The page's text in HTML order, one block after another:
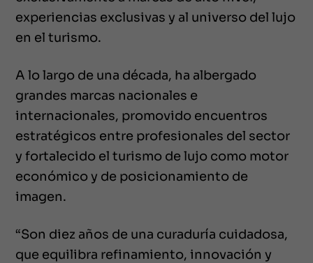
experiencias exclusivas y al universo del lujo
en el turismo.
A lo largo de una década, ha albergado
grandes marcas nacionales e
internacionales, promovido encuentros
estratégicos entre profesionales del sector
y fortalecido el turismo de lujo como motor
económico y de posicionamiento de
imagen.
“Son diez años de una curaduría cuidadosa,
que equilibra refinamiento, innovación y